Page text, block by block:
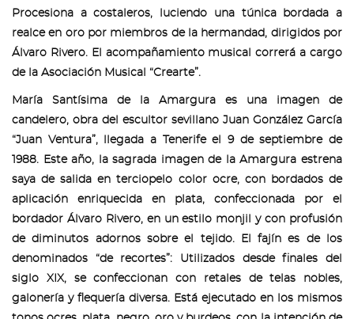
Procesiona a costaleros, luciendo una túnica bordada a
realce en oro por miembros de la hermandad, dirigidos por
Álvaro Rivero. El acompañamiento musical correrá a cargo
de la Asociación Musical “Crearte”.
María Santísima de la Amargura es una imagen de
candelero, obra del escultor sevillano Juan González García
“Juan Ventura”, llegada a Tenerife el 9 de septiembre de
1988. Este año, la sagrada imagen de la Amargura estrena
saya de salida en terciopelo color ocre, con bordados de
aplicación enriquecida en plata, confeccionada por el
bordador Álvaro Rivero, en un estilo monjil y con profusión
de diminutos adornos sobre el tejido. El fajín es de los
denominados “de recortes”: Utilizados desde finales del
siglo XIX, se confeccionan con retales de telas nobles,
galonería y flequería diversa. Está ejecutado en los mismos